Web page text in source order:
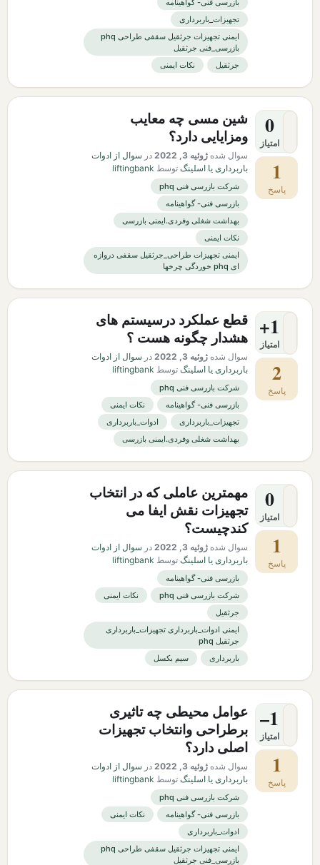
بازرسی فنی- گواهینامه
تجهیزات_باربرداری
ایمنی تجهیزات جرثقیل سقفی طراحی phq
بازرسی_فنی جرثقیل
جرثقیل
نکات ایمنی
0
امتیاز
1
پاسخ
شین مسی چه معایب
ومزایایی دارد؟
سوال شده ژوئیه 3, 2022 در سوال از ادوات
باربرداری یا اسلینگ توسط liftingbank
شرکت بازرسی فنی phq
بازرسی فنی- گواهینامه
بهداشت شغلی وفردی.ایمنی بازرسی
نکات ایمنی
ایمنی تجهیزات طراحی_جرثقیل سقفی دروازه
ای phq خوردگی چرخها
+1
امتیاز
2
پاسخ
قطع عملکرد درسیستم های
هشدار چگونه هست ؟
سوال شده ژوئیه 3, 2022 در سوال از ادوات
باربرداری یا اسلینگ توسط liftingbank
شرکت بازرسی فنی phq
بازرسی فنی- گواهینامه
نکات ایمنی
تجهیزات_باربرداری
ادوات_باربرداری
بهداشت شغلی وفردی.ایمنی بازرسی
0
امتیاز
1
پاسخ
مهمترین عاملی که در انتخاب
تجهیزات نقش ایفا می
کندچیست؟
سوال شده ژوئیه 3, 2022 در سوال از ادوات
باربرداری یا اسلینگ توسط liftingbank
بازرسی فنی- گواهینامه
شرکت بازرسی فنی phq
نکات ایمنی
جرثقیل
ایمنی ادوات_باربرداری تجهیزات_باربرداری
جرثقیل phq
باربرداری
سیم بکسل
–1
امتیاز
1
پاسخ
عوامل محیطی چه تاثیری
برطراحی وانتخاب تجهیزات
اصلی دارد؟
سوال شده ژوئیه 3, 2022 در سوال از ادوات
باربرداری یا اسلینگ توسط liftingbank
شرکت بازرسی فنی phq
بازرسی فنی- گواهینامه
نکات ایمنی
ادوات_باربرداری
ایمنی تجهیزات جرثقیل سقفی طراحی phq
بازرسی_فنی جرثقیل